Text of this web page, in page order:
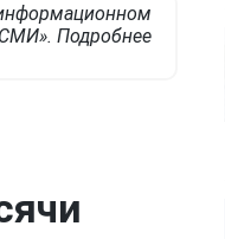
Подробнее